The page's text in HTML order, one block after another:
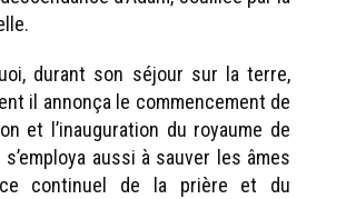
durant son séjour sur la terre,
il annonça le commencement de
et l’inauguration du royaume de
s’employa aussi à sauver les âmes
continuel de la prière et du